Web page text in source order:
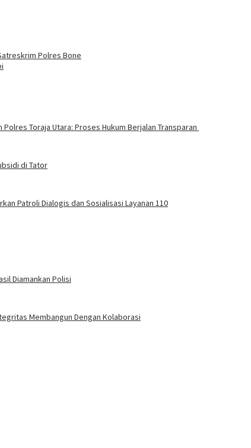
Polres Bone
Toraja Utara: Proses Hukum Berjalan Transparan
di Tator
Patroli Dialogis dan Sosialisasi Layanan 110
Diamankan Polisi
Membangun Dengan Kolaborasi